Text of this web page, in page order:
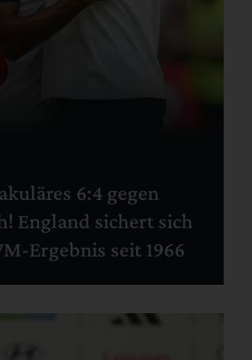
6:4 gegen
England sichert sich
Ergebnis seit 1966